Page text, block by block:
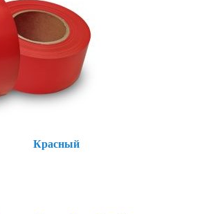
Красный